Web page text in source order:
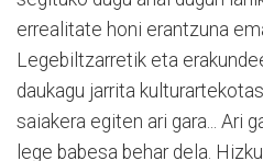
errealitate honi erantzuna
Legebiltzarretik eta
daukagu jarrita
saiakera egiten ari gara... Ari
lege babesa behar dela.